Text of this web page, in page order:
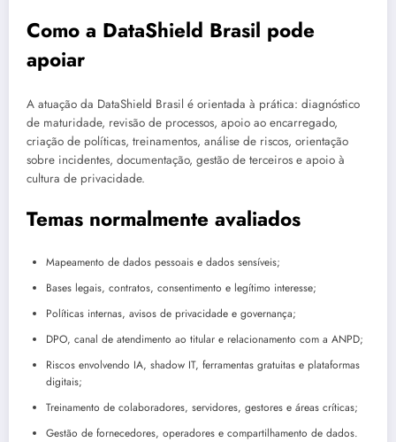
Como a DataShield Brasil pode
apoiar
A atuação da DataShield Brasil é orientada à prática: diagnóstico
de maturidade, revisão de processos, apoio ao encarregado,
criação de políticas, treinamentos, análise de riscos, orientação
sobre incidentes, documentação, gestão de terceiros e apoio à
cultura de privacidade.
Temas normalmente avaliados
Mapeamento de dados pessoais e dados sensíveis;
Bases legais, contratos, consentimento e legítimo interesse;
Políticas internas, avisos de privacidade e governança;
DPO, canal de atendimento ao titular e relacionamento com a ANPD;
Riscos envolvendo IA, shadow IT, ferramentas gratuitas e plataformas
digitais;
Treinamento de colaboradores, servidores, gestores e áreas críticas;
Gestão de fornecedores, operadores e compartilhamento de dados.